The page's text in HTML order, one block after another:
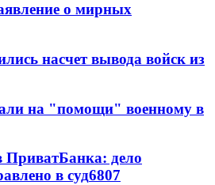
о мирных
насчет вывода войск из
на "помощи" военному в
ПриватБанка: дело
в суд6807